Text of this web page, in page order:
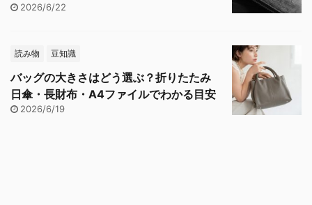
2026/6/22
読み物 豆知識
バッグの大きさはどう選ぶ？折りたたみ
日傘・長財布・A4ファイルでわかる目安
2026/6/19